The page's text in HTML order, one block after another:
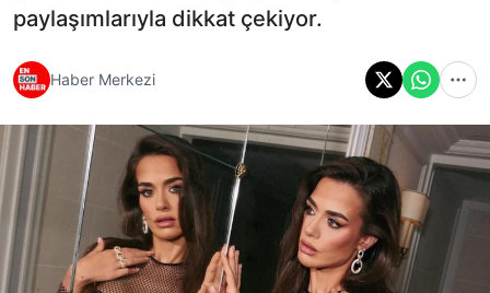
paylaşımlarıyla dikkat çekiyor.
Haber Merkezi